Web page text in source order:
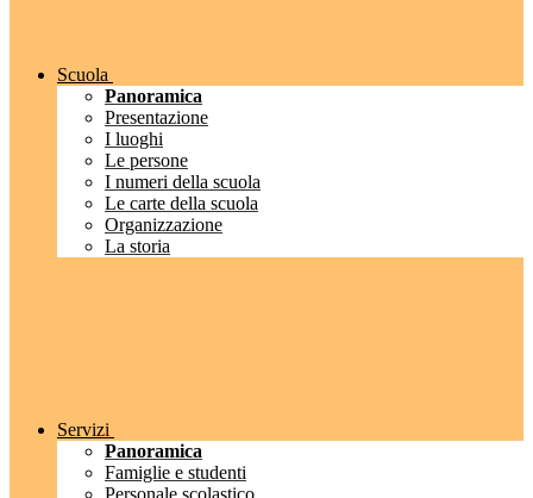
Scuola
Panoramica
Presentazione
I luoghi
Le persone
I numeri della scuola
Le carte della scuola
Organizzazione
La storia
Servizi
Panoramica
Famiglie e studenti